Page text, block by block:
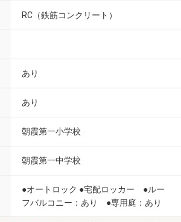
RC（鉄筋コンクリート）
あり
あり
朝霞第一小学校
朝霞第一中学校
●オートロック ●宅配ロッカー ●ルー
フバルコニー：あり ●専用庭：あり